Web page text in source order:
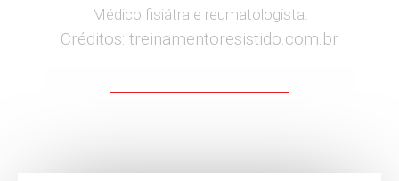
Médico fisiátra e reumatologista.
Créditos: treinamentoresistido.com.br